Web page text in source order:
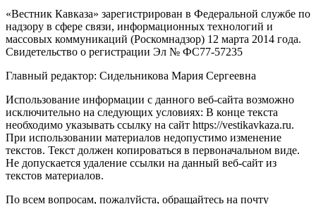
«Вестник Кавказа» зарегистрирован в Федеральной службе по
надзору в сфере связи, информационных технологий и
массовых коммуникаций (Роскомнадзор) 12 марта 2014 года.
Свидетельство о регистрации Эл № ФС77-57235
Главный редактор: Сидельникова Мария Сергеевна
Использование информации с данного веб-сайта возможно
исключительно на следующих условиях: В конце текста
необходимо указывать ссылку на сайт https://vestikavkaza.ru.
При использовании материалов недопустимо изменение
текстов. Текст должен копироваться в первоначальном виде.
Не допускается удаление ссылки на данный веб-сайт из
текстов материалов.
По всем вопросам, пожалуйста, обращайтесь на почту